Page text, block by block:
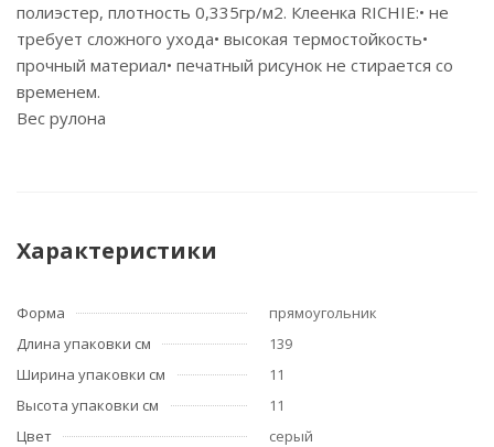
полиэстер, плотность 0,335гр/м2. Клеенка RICHIE:• не
требует сложного ухода• высокая термостойкость•
прочный материал• печатный рисунок не стирается со
временем.
Вес рулона
Характеристики
Форма
прямоугольник
Длина упаковки см
139
Ширина упаковки см
11
Высота упаковки см
11
Цвет
серый